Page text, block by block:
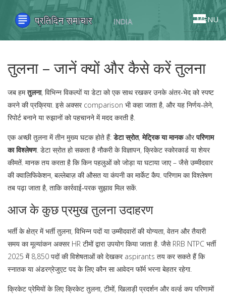
MENU
तुलना – जानें क्यों और कैसे करें तुलना
जब हमतुलना, विभिन्न विकल्पों या डेटा को एक साथ रखकर उनके अंतर‑भेद को स्पष्ट
करने की प्रक्रिया. इसे अक्सर comparison भी कहा जाता है, और यह निर्णय‑लेने,
रिपोर्ट बनाने या रुझानों को पहचानने में मदद करती है.
एक अच्छी तुलना में तीन मुख्य घटक होते हैं:डेटा स्रोत,मेट्रिक या मानकऔरपरिणाम
का विश्लेषण. डेटा स्रोत हो सकता है नौकरी के विज्ञापन, क्रिकेट स्कोरकार्ड या शेयर
कीमतें. मानक तय करता है कि किन पहलुओं को जोड़ा या घटाया जाए – जैसे उम्मीदवार
की क्वालिफिकेशन, बल्लेबाज़ की औसत या कंपनी का मार्केट कैप. परिणाम का विश्लेषण
तब पढ़ा जाता है, ताकि कार्रवाई‑परक सुझाव मिल सकें.
आज के कुछ प्रमुख तुलना उदाहरण
भर्ती के क्षेत्र मेंभर्ती तुलना, विभिन्न पदों या उम्मीदवारों की योग्यता, वेतन और तैयारी
समय का मूल्यांकन अक्सर HR टीमों द्वारा उपयोग किया जाता है. जैसे RRB NTPC भर्ती
2025 में 8,850 पदों की विशेषताओं को देखकर aspirants तय कर सकते हैं कि
स्नातक या अंडरग्रेजुएट पद के लिए कौन सा आवेदन फॉर्म भरना बेहतर रहेगा.
क्रिकेट प्रेमियों के लिएक्रिकेट तुलना, टीमों, खिलाड़ी प्रदर्शन और वर्ल्ड कप परिणामों